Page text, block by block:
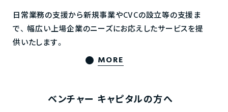
日常業務の支援から新規事業やCVCの設立等の支援ま
で、 幅広い上場企業のニーズにお応えしたサービスを提
供いたします。
MORE
ベンチャー キャピタルの方へ